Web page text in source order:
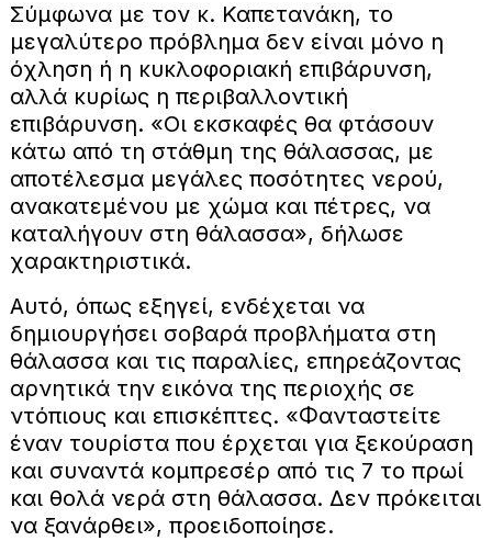
Σύμφωνα με τον κ. Καπετανάκη, το
μεγαλύτερο πρόβλημα δεν είναι μόνο η
όχληση ή η κυκλοφοριακή επιβάρυνση,
αλλά κυρίως η περιβαλλοντική
επιβάρυνση. «Οι εκσκαφές θα φτάσουν
κάτω από τη στάθμη της θάλασσας, με
αποτέλεσμα μεγάλες ποσότητες νερού,
ανακατεμένου με χώμα και πέτρες, να
καταλήγουν στη θάλασσα», δήλωσε
χαρακτηριστικά.
Αυτό, όπως εξηγεί, ενδέχεται να
δημιουργήσει σοβαρά προβλήματα στη
θάλασσα και τις παραλίες, επηρεάζοντας
αρνητικά την εικόνα της περιοχής σε
ντόπιους και επισκέπτες. «Φανταστείτε
έναν τουρίστα που έρχεται για ξεκούραση
και συναντά κομπρεσέρ από τις 7 το πρωί
και θολά νερά στη θάλασσα. Δεν πρόκειται
να ξανάρθει», προειδοποίησε.